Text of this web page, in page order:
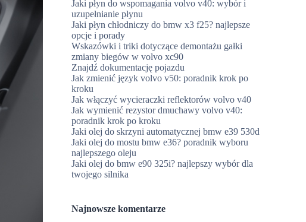
Jaki płyn do wspomagania volvo v40: wybór i
uzupełnianie płynu
Jaki płyn chłodniczy do bmw x3 f25? najlepsze
opcje i porady
Wskazówki i triki dotyczące demontażu gałki
zmiany biegów w volvo xc90
Znajdź dokumentację pojazdu
Jak zmienić język volvo v50: poradnik krok po
kroku
Jak włączyć wycieraczki reflektorów volvo v40
Jak wymienić rezystor dmuchawy volvo v40:
poradnik krok po kroku
Jaki olej do skrzyni automatycznej bmw e39 530d
Jaki olej do mostu bmw e36? poradnik wyboru
najlepszego oleju
Jaki olej do bmw e90 325i? najlepszy wybór dla
twojego silnika
Najnowsze komentarze